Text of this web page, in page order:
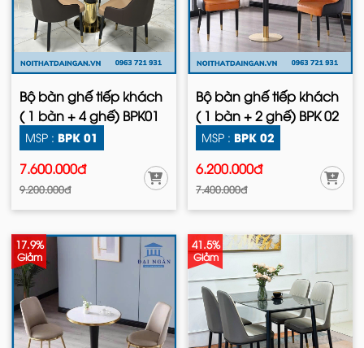
Bộ bàn ghế tiếp khách
( 1 bàn + 4 ghế) BPK01
MSP : BPK 01
7.600.000đ
9.200.000đ
Bộ bàn ghế tiếp khách
( 1 bàn + 2 ghế) BPK 02
MSP : BPK 02
6.200.000đ
7.400.000đ
17.9%
Giảm
41.5%
Giảm